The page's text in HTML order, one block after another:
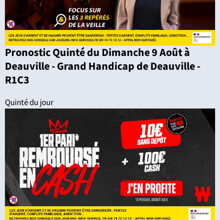
Pronostic Quinté du Dimanche 9 Août à
Deauville - Grand Handicap de Deauville -
R1C3
Quinté du jour